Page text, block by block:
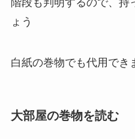
階段も判明するので、持
ょう
白紙の巻物でも代用でき
大部屋の巻物を読む